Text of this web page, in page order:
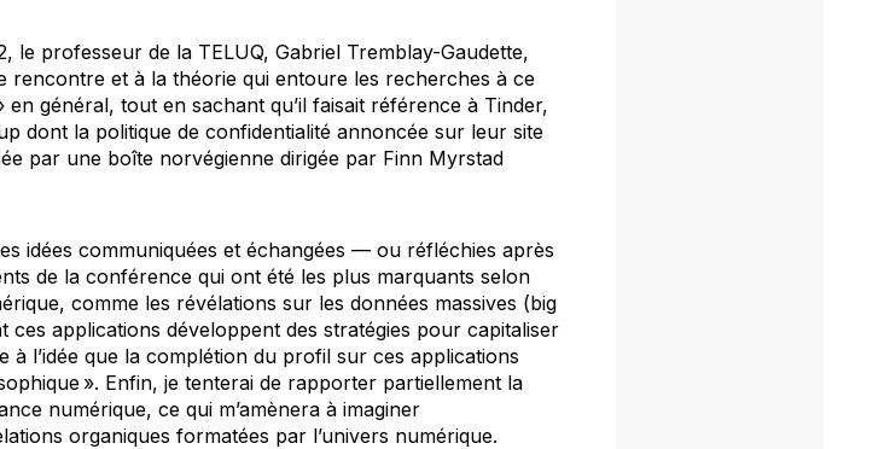
le professeur de la TELUQ, Gabriel Tremblay-Gaudette,
rencontre et à la théorie qui entoure les recherches à ce
général, tout en sachant qu’il faisait référence à Tinder,
dont la politique de confidentialité annoncée sur leur site
par une boîte norvégienne dirigée par Finn Myrstad
idées communiquées et échangées — ou réfléchies après
de la conférence qui ont été les plus marquants selon
comme les révélations sur les données massives (big
ces applications développent des stratégies pour capitaliser
à l’idée que la complétion du profil sur ces applications
». Enfin, je tenterai de rapporter partiellement la
numérique, ce qui m’amènera à imaginer
organiques formatées par l’univers numérique.